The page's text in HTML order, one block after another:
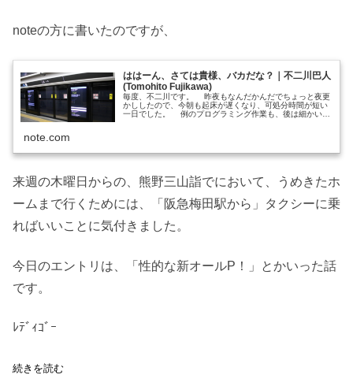
noteの方に書いたのですが、
ははーん、さては貴様、バカだな？｜不二川巴人
(Tomohito Fujikawa)
毎度、不二川です。 昨夜もなんだかんだでちょっと夜更
かししたので、今朝も起床が遅くなり、可処分時間が短い
一日でした。 例のプログラミング作業も、後は細かい所
note.com
来週の木曜日からの、熊野三山詣でにおいて、うめきたホ
ームまで行くためには、「阪急梅田駅から」タクシーに乗
ればいいことに気付きました。
今日のエントリは、「性的な新オールP！」とかいった話
です。
ﾚﾃﾞｨｺﾞｰ
続きを読む